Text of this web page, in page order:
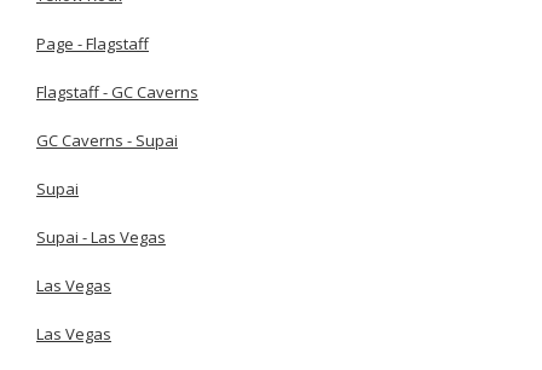
Page - Flagstaff
Flagstaff - GC Caverns
GC Caverns - Supai
Supai
Supai - Las Vegas
Las Vegas
Las Vegas